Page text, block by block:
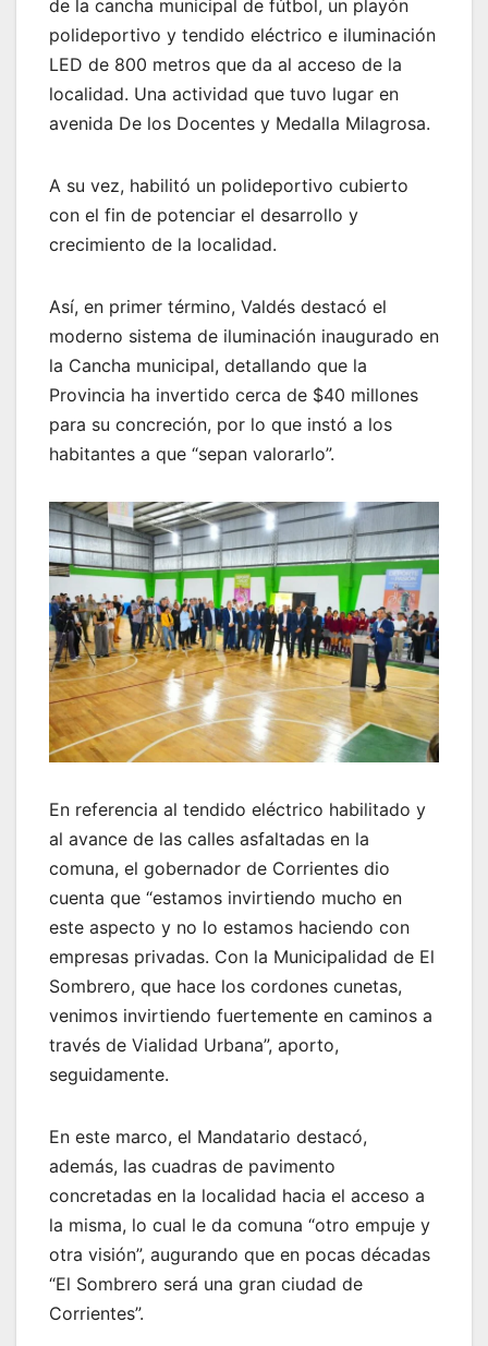
de la cancha municipal de fútbol, un playón
polideportivo y tendido eléctrico e iluminación
LED de 800 metros que da al acceso de la
localidad. Una actividad que tuvo lugar en
avenida De los Docentes y Medalla Milagrosa.
A su vez, habilitó un polideportivo cubierto
con el fin de potenciar el desarrollo y
crecimiento de la localidad.
Así, en primer término, Valdés destacó el
moderno sistema de iluminación inaugurado en
la Cancha municipal, detallando que la
Provincia ha invertido cerca de $40 millones
para su concreción, por lo que instó a los
habitantes a que “sepan valorarlo”.
En referencia al tendido eléctrico habilitado y
al avance de las calles asfaltadas en la
comuna, el gobernador de Corrientes dio
cuenta que “estamos invirtiendo mucho en
este aspecto y no lo estamos haciendo con
empresas privadas. Con la Municipalidad de El
Sombrero, que hace los cordones cunetas,
venimos invirtiendo fuertemente en caminos a
través de Vialidad Urbana”, aporto,
seguidamente.
En este marco, el Mandatario destacó,
además, las cuadras de pavimento
concretadas en la localidad hacia el acceso a
la misma, lo cual le da comuna “otro empuje y
otra visión”, augurando que en pocas décadas
“El Sombrero será una gran ciudad de
Corrientes”.